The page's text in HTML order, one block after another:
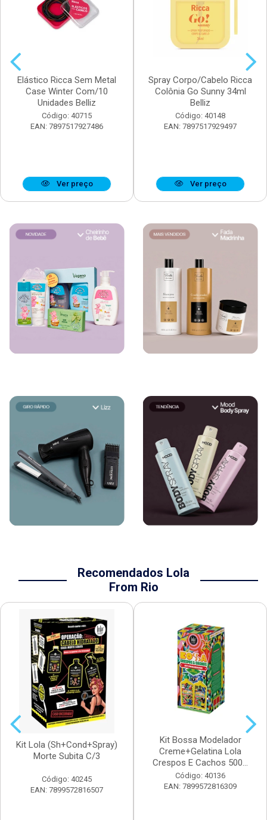
Elástico Ricca Sem Metal
Case Winter Com/10
Unidades Belliz
Código: 40715
EAN: 7897517927486
Ver preço
Spray Corpo/Cabelo Ricca
Colônia Go Sunny 34ml
Belliz
Código: 40148
EAN: 7897517929497
Ver preço
Recomendados Lola
From Rio
Kit Lola (Sh+Cond+Spray)
Morte Subita C/3
Código: 40245
EAN: 7899572816507
Kit Bossa Modelador
Creme+Gelatina Lola
Crespos E Cachos 500...
Código: 40136
EAN: 7899572816309